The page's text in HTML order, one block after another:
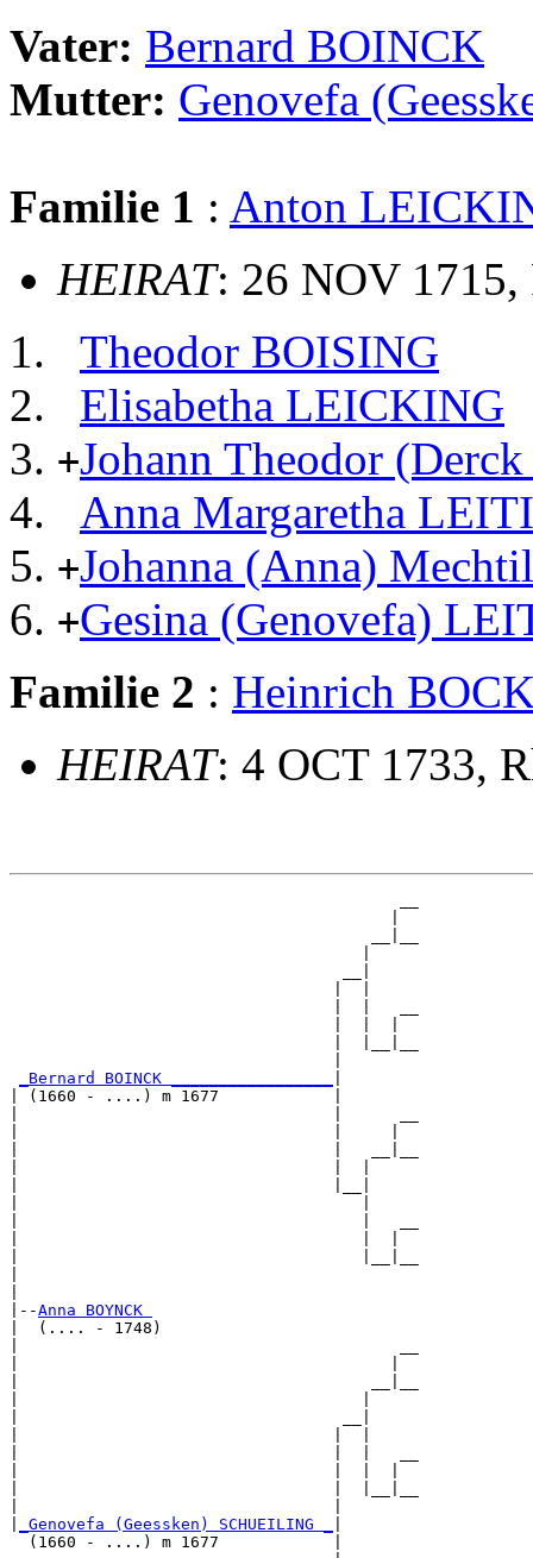
Vater: Bernard BOINCK
Mutter: Genovefa
Familie 1 : Anton
HEIRAT: 26 NOV 1715,
Theodor BOISING
Elisabetha LEICKING
+Johann Theodor
Anna Margaretha
+Johanna (Anna)
+Gesina (Genovefa)
Familie 2 : Heinrich
HEIRAT: 4 OCT 1733,
_Bernard BOINCK _________________
| (1660 - ....) m 1677            |
|--Anna BOYNCK
|  (.... - 1748)
_Genovefa (Geessken) SCHUEILING _
  (1660 - ....) m 1677            |